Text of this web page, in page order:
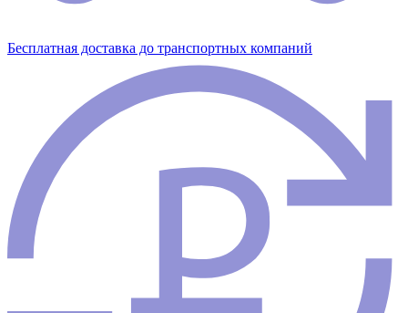
Бесплатная доставка до транспортных компаний